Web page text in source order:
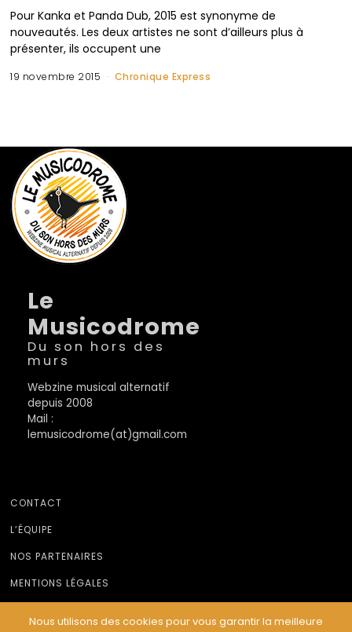
Pour Kanka et Panda Dub, 2015 est synonyme de
nouveautés. Les deux artistes ne sont d’ailleurs plus à
présenter, ils occupent une
19 novembre 2015 Chronique Express
Le
Musicodrome
Du son hors des
murs
Webzine musical alternatif
depuis 2008
Mail :
lemusicodrome(at)gmail.com
CONTACT
L’ÉQUIPE
NOS PARTENAIRES
MENTIONS LÉGALES
Nous utilisons des cookies pour vous garantir la meilleure